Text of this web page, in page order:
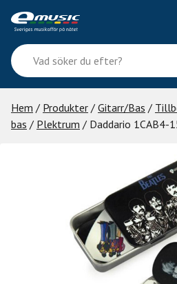
content
Vad
söker
du
efter?
Hem / Produkter / Gitarr/Bas /
bas / Plektrum / Daddario 1CAB4-